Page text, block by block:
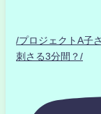
/プロジェクトA
刺さる3分間？/